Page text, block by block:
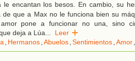
le encantan los besos. En cambio, su
de que a Max no le funciona bien su
pone a funcionar no una, sino
deja a Lúa... Leer
, Hermanos,Abuelos,Sentimientos,Amor,